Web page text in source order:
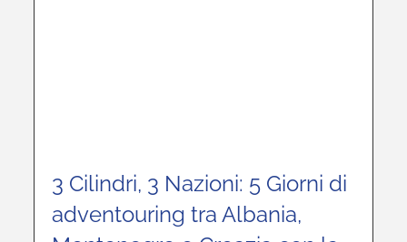
3 Cilindri, 3 Nazioni: 5 Giorni di
adventouring tra Albania,